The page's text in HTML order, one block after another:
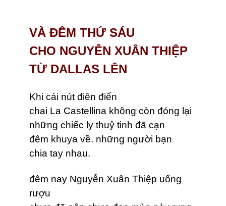
VÀ ĐÊM THỨ SÁU
CHO NGUYỄN XUÂN THIỆP
TỪ DALLAS LÊN
Khi cái nút điên điển
chai La Castellina không còn đóng lại
những chiếc ly thuỷ tinh đã cạn
đêm khuya về. những người bạn
chia tay nhau.
đêm nay Nguyễn Xuân Thiệp uống
rượu